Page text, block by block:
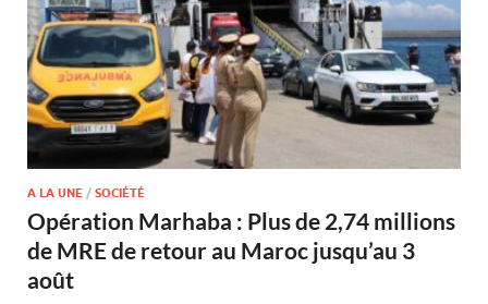
A LA UNE / SOCIÉTÉ
Opération Marhaba : Plus de 2,74 millions
de MRE de retour au Maroc jusqu’au 3
août